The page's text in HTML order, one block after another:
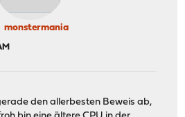
monstermania
den allerbesten Beweis ab,